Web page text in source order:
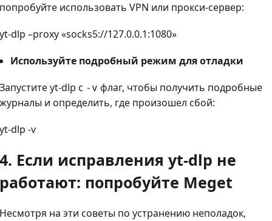
попробуйте использовать VPN или прокси-сервер:
yt-dlp –proxy «socks5://127.0.0.1:1080»
Используйте подробный режим для отладки
Запустите yt-dlp с -v флаг, чтобы получить подробные
журналы и определить, где произошел сбой:
yt-dlp -v
4. Если исправления yt-dlp не
работают: попробуйте Meget
Несмотря на эти советы по устранению неполадок,